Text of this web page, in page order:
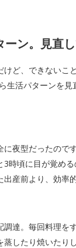
ン。見直
ど、できない
生活パターンを
夜型だったの
時頃に目が覚め
産前より、効率
達。毎回料理
したり焼いた